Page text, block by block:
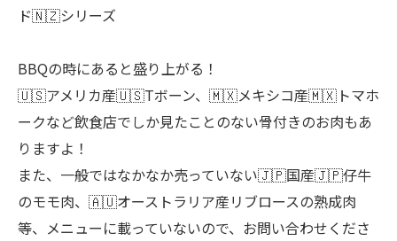
ド🇳🇿シリーズ
BBQの時にあると盛り上がる！
🇺🇸アメリカ産🇺🇸Tボーン、🇲🇽メキシコ産🇲🇽トマホ
ークなど飲食店でしか見たことのない骨付きのお肉もあ
りますよ！
また、一般ではなかなか売っていない🇯🇵国産🇯🇵仔牛
のモモ肉、🇦🇺オーストラリア産リブロースの熟成肉
等、メニューに載っていないので、お問い合わせくださ